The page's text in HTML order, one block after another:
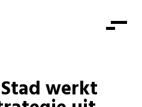
mee
werkt